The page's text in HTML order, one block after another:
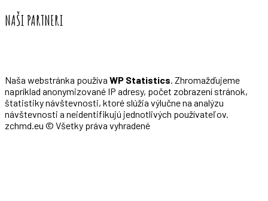
NAŠI PARTNERI
Naša webstránka používa WP Statistics. Zhromažďujeme
napríklad anonymizované IP adresy, počet zobrazení stránok,
štatistiky návštevnosti, ktoré slúžia výlučne na analýzu
návštevnosti a neidentifikujú jednotlivých používateľov.
zchmd.eu © Všetky práva vyhradené